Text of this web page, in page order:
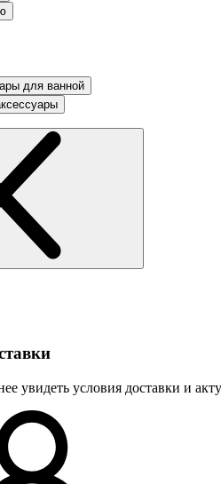
для ванной
увидеть условия доставки и